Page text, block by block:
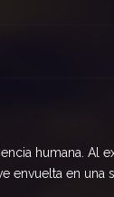
humana. Al
en una